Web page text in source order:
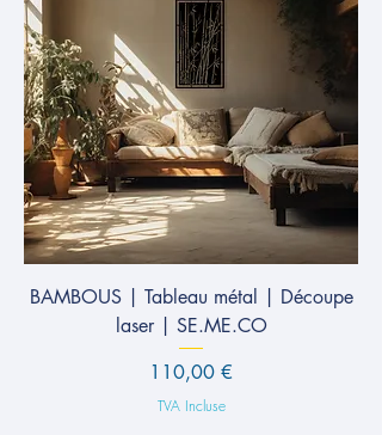
BAMBOUS | Tableau métal | Découpe
laser | SE.ME.CO
Prix
110,00 €
TVA Incluse